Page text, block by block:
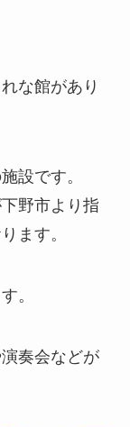
な館があり
設です。
野市より指
ます。
。
奏会などが